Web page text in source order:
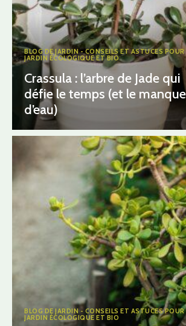
BLOG DE JARDIN - CONSEILS ET ASTUCES
JARDIN ÉCOLOGIQUE ET BIO
Crassula : l’arbre de Jade qui
défie le temps (et le manque
d’eau)
BLOG DE JARDIN - CONSEILS ET ASTUCES
JARDIN ÉCOLOGIQUE ET BIO